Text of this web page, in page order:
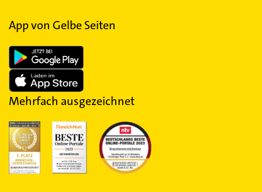
App von Gelbe Seiten
Mehrfach ausgezeichnet